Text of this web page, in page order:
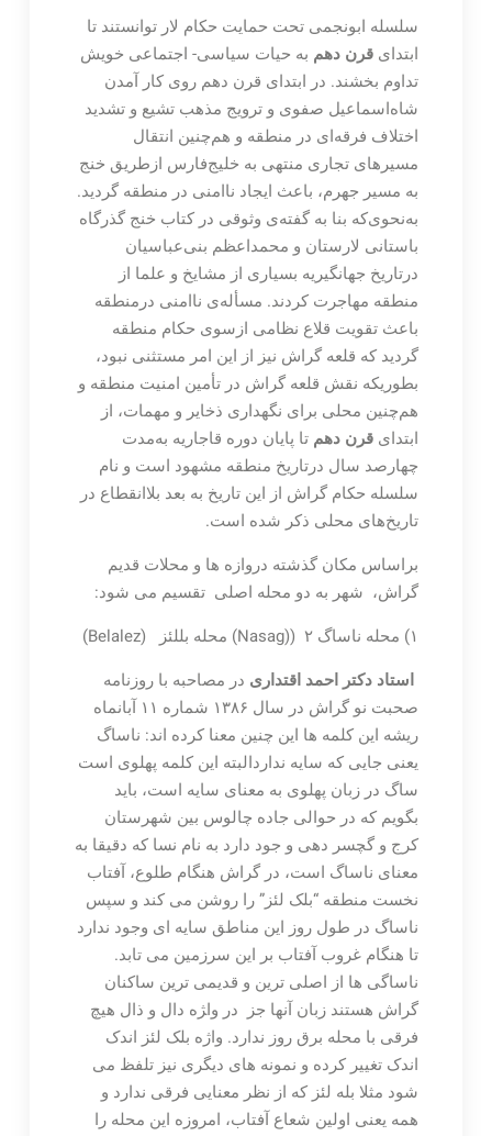
سلسله ابونجمی تحت حمایت حکام لار توانستند تا
ابتدای قرن دهم به حیات سیاسی- اجتماعی خویش
تداوم بخشند. در ابتدای قرن دهم روی کار آمدن
شاه‌اسماعیل صفوی و ترویج مذهب تشیع و تشدید
اختلاف فرقه‌ای در منطقه و هم‌چنین انتقال
مسیرهای تجاری منتهی به خلیج‌فارس ازطریق خنج
به مسیر جهرم، باعث ایجاد ناامنی در منطقه گردید.
به‌نحوی‌که بنا به گفته‌ی وثوقی در کتاب خنج گذرگاه
باستانی لارستان و محمداعظم بنی‌عباسیان
درتاریخ جهانگیریه بسیاری از مشایخ و علما از
منطقه مهاجرت کردند. مسأله‌ی ناامنی درمنطقه
باعث تقویت قلاع نظامی ازسوی حکام منطقه
گردید که قلعه گراش نیز از این امر مستثنی نبود،
بطوریکه نقش قلعه گراش در تأمین امنیت منطقه و
هم‌چنین محلی برای نگهداری ذخایر و مهمات، از
ابتدای قرن دهم تا پایان دوره قاجاریه به‌مدت
چهارصد سال درتاریخ منطقه مشهود است و نام
سلسله حکام گراش از این تاریخ به بعد بلاانقطاع در
تاریخ‌های محلی ذکر شده است.
براساس مکان گذشته دروازه ها و محلات قدیم
گراش، شهر به دو محله اصلی تقسیم می شود:
۱) محله ناساگ Nasag)) ۲) محله بللئز (Belalez)
استاد دکتر احمد اقتداری در مصاحبه با روزنامه
صحبت نو گراش در سال ۱۳۸۶ شماره ۱۱ آبانماه
ریشه این کلمه ها این چنین معنا کرده اند: ناساگ
یعنی جایی که سایه نداردالبته این کلمه پهلوی است
ساگ در زبان پهلوی به معنای سایه است، باید
بگویم که در حوالی جاده چالوس بین شهرستان
کرج و گچسر دهی و جود دارد به نام نسا که دقیقا به
معنای ناساگ است، در گراش هنگام طلوع، آفتاب
نخست منطقه “بلک لئز” را روشن می کند و سپس
ناساگ در طول روز این مناطق سایه ای وجود ندارد
تا هنگام غروب آفتاب بر این سرزمین می تابد.
ناساگی ها از اصلی ترین و قدیمی ترین ساکنان
گراش هستند زبان آنها جز در وا‍ژه دال و ذال هیچ
فرقی با محله برق روز ندارد. واژه بلک لئز اندک
اندک تغییر کرده و نمونه های دیگری نیز تلفظ می
شود مثلا بله لئز که از نظر معنایی فرقی ندارد و
همه یعنی اولین شعاع آفتاب، امروزه این محله را